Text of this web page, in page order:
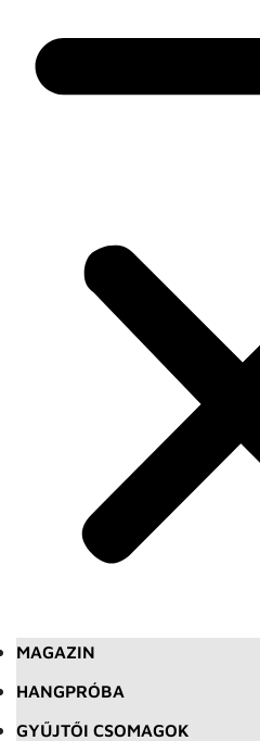
MAGAZIN
HANGPRÓBA
GYŰJTŐI CSOMAGOK